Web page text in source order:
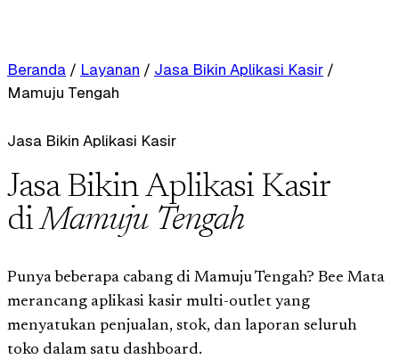
Beranda / Layanan / Jasa Bikin Aplikasi Kasir /
Mamuju Tengah
Jasa Bikin Aplikasi Kasir
Jasa Bikin Aplikasi Kasir
diMamuju Tengah
Punya beberapa cabang di Mamuju Tengah? Bee Mata
merancang aplikasi kasir multi-outlet yang
menyatukan penjualan, stok, dan laporan seluruh
toko dalam satu dashboard.